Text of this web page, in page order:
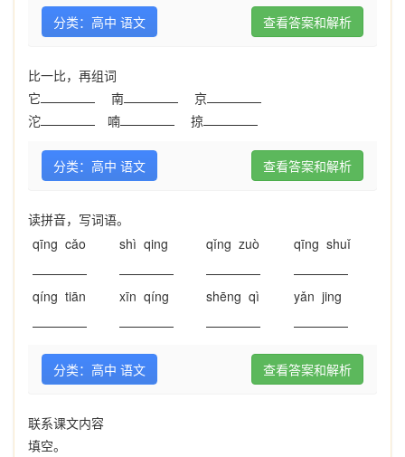
分类：高中 语文 查看答案和解析
比一比，再组词
它
南
京
沱
喃 掠
分类：高中 语文 查看答案和解析
读拼音，写词语。
qīng cǎo
shì qing qǐng zuò qīng shuǐ
qíng tiān xīn qíng shēng qì yǎn jing
分类：高中 语文 查看答案和解析
联系课文内容
填空。